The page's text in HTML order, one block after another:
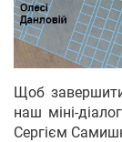
Щоб
наш міні-
Сергієм